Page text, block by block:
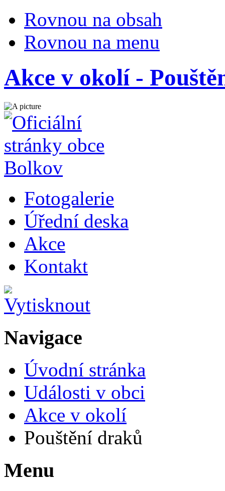
Rovnou na obsah
Rovnou na menu
Akce v okolí -
Fotogalerie
Úřední deska
Akce
Kontakt
Navigace
Úvodní stránka
Události v obci
Akce v okolí
Pouštění draků
Menu